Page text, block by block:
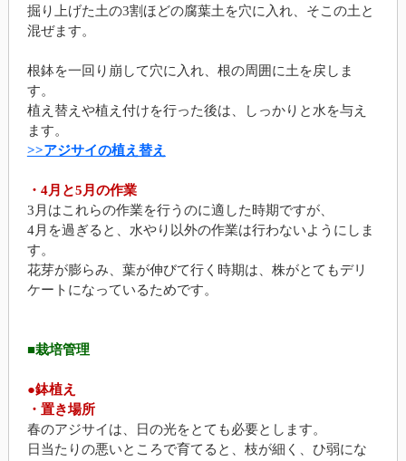
掘り上げた土の3割ほどの腐葉土を穴に入れ、そこの土と
混ぜます。
根鉢を一回り崩して穴に入れ、根の周囲に土を戻しま
す。
植え替えや植え付けを行った後は、しっかりと水を与え
ます。
>>アジサイの植え替え
・4月と5月の作業
3月はこれらの作業を行うのに適した時期ですが、
4月を過ぎると、水やり以外の作業は行わないようにしま
す。
花芽が膨らみ、葉が伸びて行く時期は、株がとてもデリ
ケートになっているためです。
■栽培管理
●鉢植え
・置き場所
春のアジサイは、日の光をとても必要とします。
日当たりの悪いところで育てると、枝が細く、ひ弱にな